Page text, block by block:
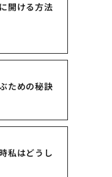
開ける方法
ための秘訣
私はどうし